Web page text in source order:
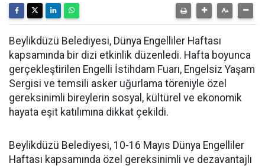
Beylikdüzü Belediyesi, Dünya Engelliler Haftası
kapsamında bir dizi etkinlik düzenledi. Hafta boyunca
gerçekleştirilen Engelli İstihdam Fuarı, Engelsiz Yaşam
Sergisi ve temsili asker uğurlama töreniyle özel
gereksinimli bireylerin sosyal, kültürel ve ekonomik
hayata eşit katılımına dikkat çekildi.
Beylikdüzü Belediyesi, 10-16 Mayıs Dünya Engelliler
Haftası kapsamında özel gereksinimli ve dezavantajlı